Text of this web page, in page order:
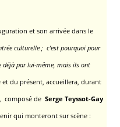
et son arrivée dans le
culturelle ; c’est pourquoi pour
déjà par lui-même, mais ils ont
et du présent, accueillera, durant
composé de Serge Teyssot-Gay
qui monteront sur scène :